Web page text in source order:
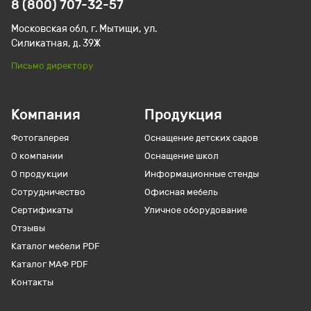
Компания
Фотогалерея
О компании
О продукции
Сотрудничество
Сертификаты
Отзывы
Каталог мебели PDF
Каталог МАФ PDF
Контакты
Продукция
Оснащение детских садов
Оснащение школ
Информационные стенды
Офисная мебель
Уличное оборудование
8 (800) 707-32-57
Московская обл, г. Мытищи, ул.
Силикатная, д. 39Ж
Письмо директору